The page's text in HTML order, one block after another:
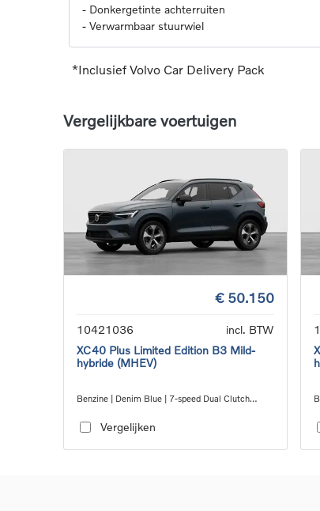
- Donkergetinte achterruiten
- Verwarmbaar stuurwiel
*Inclusief Volvo Car Delivery Pack
Vergelijkbare voertuigen
€ 50.150
10421036
incl. BTW
XC40 Plus Limited Edition B3 Mild-
hybride (MHEV)
Benzine | Denim Blue | 7-speed Dual Clutch
Vergelijken